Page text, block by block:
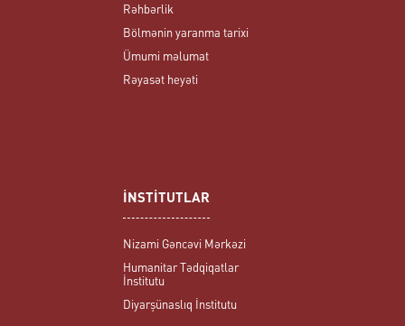
Rəhbərlik
Bölmənin yaranma tarixi
Ümumi məlumat
Rəyasət heyəti
İNSTİTUTLAR
Nizami Gəncəvi Mərkəzi
Humanitar Tədqiqatlar
İnstitutu
Diyarşünaslıq İnstitutu